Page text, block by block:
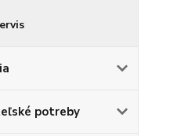
potreby